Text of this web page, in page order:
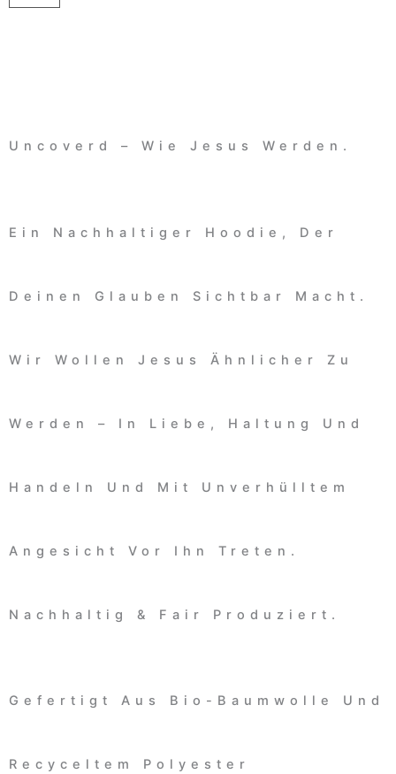
Uncoverd – Wie Jesus Werden.
Ein Nachhaltiger Hoodie, Der
Deinen Glauben Sichtbar Macht.
Wir Wollen Jesus Ähnlicher Zu
Werden – In Liebe, Haltung Und
Handeln Und Mit Unverhülltem
Angesicht Vor Ihn Treten.
Nachhaltig & Fair Produziert.
Gefertigt Aus Bio-Baumwolle Und
Recyceltem Polyester